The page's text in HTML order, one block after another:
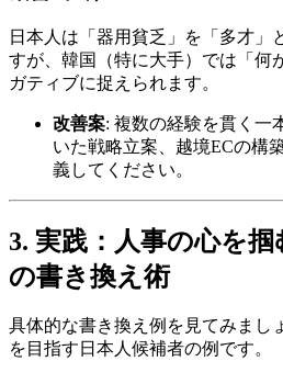
日本人は「器用貧乏」を「多才」
すが、韓国（特に大手）では「何
ガティブに捉えられます。
改善案: 複数の経験を貫く一
いた戦略立案、越境ECの構
義してください。
3. 実践：人事の心を掴
の書き換え術
具体的な書き換え例を見てみまし
を目指す日本人候補者の例です。